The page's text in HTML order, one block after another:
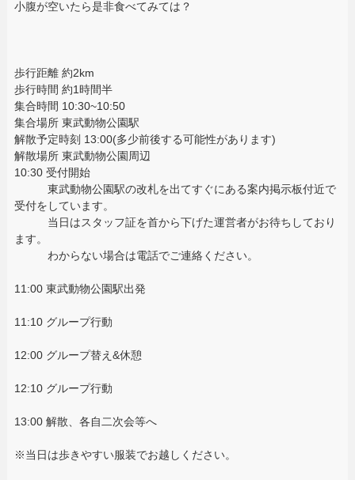
小腹が空いたら是非食べてみては？
歩行距離 約2km
歩行時間 約1時間半
集合時間 10:30~10:50
集合場所 東武動物公園駅
解散予定時刻 13:00(多少前後する可能性があります)
解散場所 東武動物公園周辺
10:30 受付開始
東武動物公園駅の改札を出てすぐにある案内掲示板付近で
受付をしています。
当日はスタッフ証を首から下げた運営者がお待ちしており
ます。
わからない場合は電話でご連絡ください。
11:00 東武動物公園駅出発
11:10 グループ行動
12:00 グループ替え&休憩
12:10 グループ行動
13:00 解散、各自二次会等へ
※当日は歩きやすい服装でお越しください。